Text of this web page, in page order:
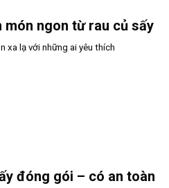
món ngon từ rau củ sấy
xa lạ với những ai yêu thích
đóng gói – có an toàn